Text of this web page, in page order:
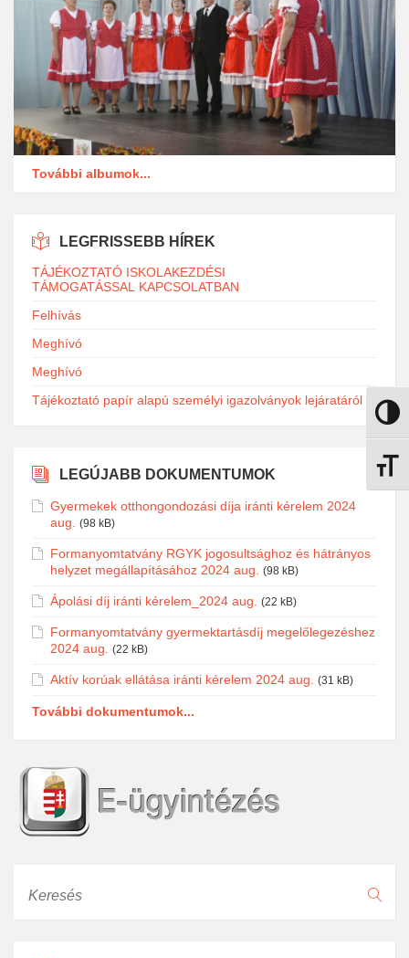
Nagy
További albumok...
LEGFRISSEBB HÍREK
TÁJÉKOZTATÓ ISKOLAKEZDÉSI
TÁMOGATÁSSAL KAPCSOLATBAN
Felhívás
Meghívó
Meghívó
Tájékoztató papír alapú személyi igazolványok lejáratáról
LEGÚJABB DOKUMENTUMOK
Gyermekek otthongondozási díja iránti kérelem 2024
aug.
(98 kB)
Formanyomtatvány RGYK jogosultsághoz és hátrányos
helyzet megállapításához 2024 aug.
(98 kB)
Ápolási díj iránti kérelem_2024 aug. (22 kB)
Formanyomtatvány gyermektartásdíj megelőlegezéshez
2024 aug.
(22 kB)
Aktív korúak ellátása iránti kérelem 2024 aug. (31 kB)
További dokumentumok...